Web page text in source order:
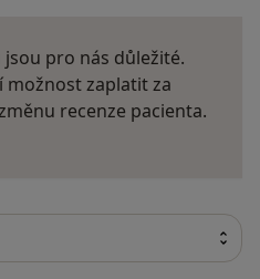
jsou pro nás důležité.
možnost zaplatit za
recenze pacienta.